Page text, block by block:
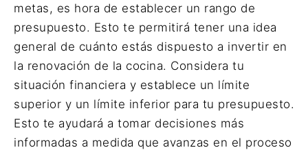
metas, es hora de establecer un rango de
presupuesto. Esto te permitirá tener una idea
general de cuánto estás dispuesto a invertir en
la renovación de la cocina. Considera tu
situación financiera y establece un límite
superior y un límite inferior para tu presupuesto.
Esto te ayudará a tomar decisiones más
informadas a medida que avanzas en el proceso